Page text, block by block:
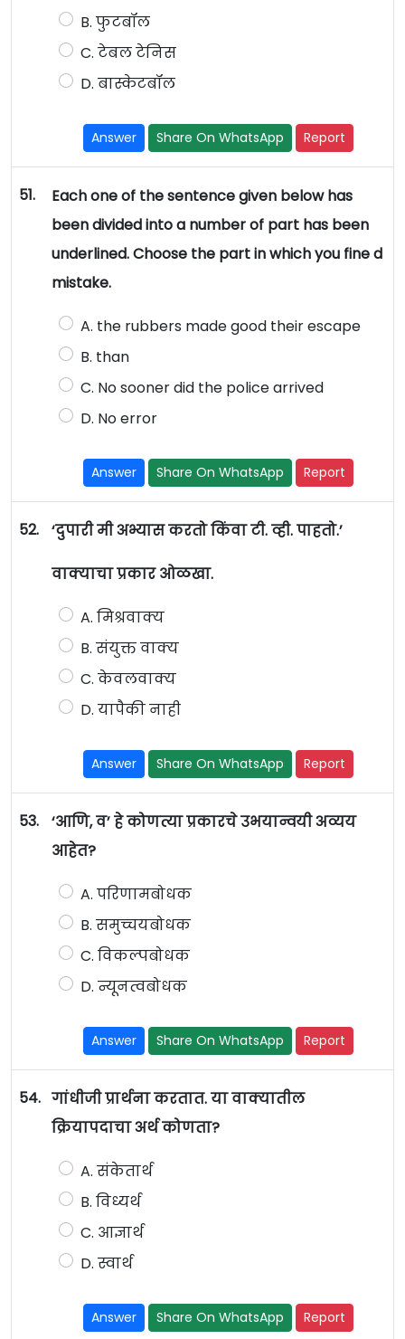
B. फुटबॉल
C. टेबल टेनिस
D. बास्केटबॉल
Answer Share On WhatsApp Report
51.
Each one of the sentence given below has
been divided into a number of part has been
underlined. Choose the part in which you fine d
mistake.
A. the rubbers made good their escape
B. than
C. No sooner did the police arrived
D. No error
Answer Share On WhatsApp Report
52. ‘दुपारी मी अभ्यास करतो किंवा टी. व्ही. पाहतो.’
वाक्याचा प्रकार ओळखा.
A. मिश्रवाक्य
B. संयुक्त वाक्य
C. केवलवाक्य
D. यापैकी नाही
Answer Share On WhatsApp Report
53.
‘आणि, व’ हे कोणत्या प्रकारचे उभयान्वयी अव्यय
आहेत?
A. परिणामबोधक
B. समुच्चयबोधक
C. विकल्पबोधक
D. न्यूनत्वबोधक
Answer Share On WhatsApp Report
54. गांधीजी प्रार्थना करतात. या वाक्यातील
क्रियापदाचा अर्थ कोणता?
A. संकेतार्थ
B. विध्यर्थ
C. आज्ञार्थ
D. स्वार्थ
Answer Share On WhatsApp Report